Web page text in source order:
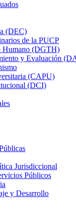
(DEC)
de la PUCP
Humano (DGTH)
y Evaluación
(CAPU)
(DCI)
Jurisdiccional
Públicos
y Desarrollo